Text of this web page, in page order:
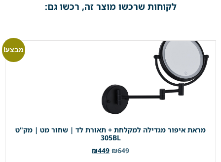
לקוחות שרכשו מוצר זה, רכשו גם:
מבצע!
מראת איפור מגדילה למקלחת + תאורת לד | שחור מט | מק"ט
305BL
₪649
₪449